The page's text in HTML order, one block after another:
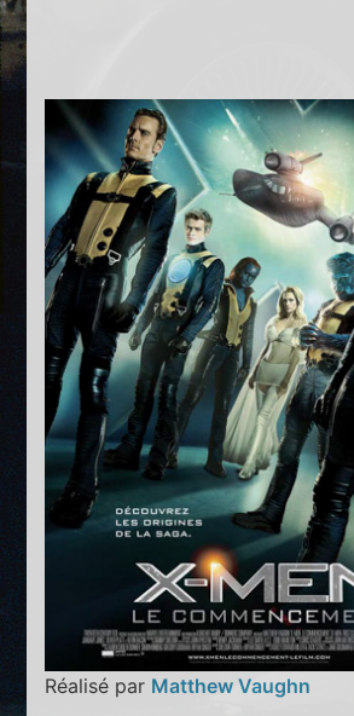
Réalisé par Matthew Vaughn